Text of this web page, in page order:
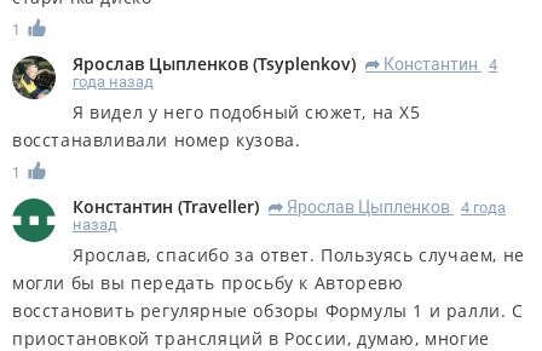
1
Ярослав Цыпленков (Tsyplenkov) R Константин
4
года назад
Я видел у него подобный сюжет, на Х5
восстанавливали номер кузова.
1
Константин (Traveller) R Ярослав Цыпленков
4 года
назад
Ярослав, спасибо за ответ. Пользуясь случаем, не
могли бы вы передать просьбу к Авторевю
восстановить регулярные обзоры Формулы 1 и ралли. С
приостановкой трансляций в России, думаю, многие